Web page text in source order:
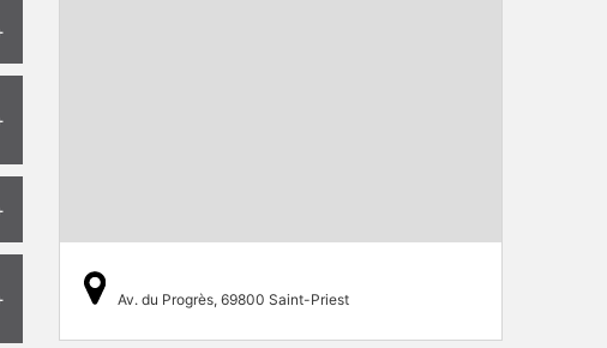
Av. du Progrès, 69800 Saint-Priest